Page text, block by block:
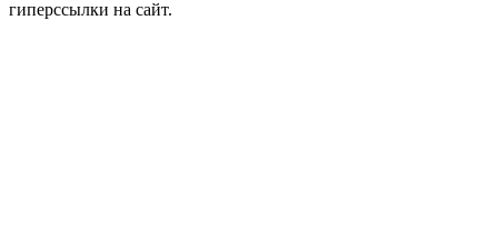
гиперссылки на сайт.